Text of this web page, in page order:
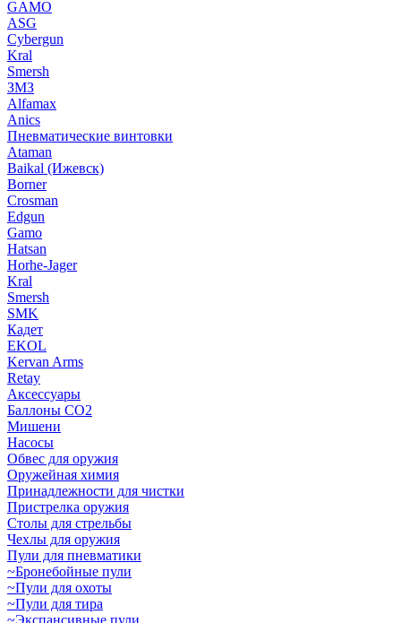
GAMO
ASG
Cybergun
Kral
Smersh
ЗМЗ
Alfamax
Anics
Пневматические винтовки
Ataman
Baikal (Ижевск)
Borner
Crosman
Edgun
Gamo
Hatsan
Horhe-Jager
Kral
Smersh
SMK
Кадет
EKOL
Kervan Arms
Retay
Аксессуары
Баллоны СО2
Мишени
Насосы
Обвес для оружия
Оружейная химия
Принадлежности для чистки
Пристрелка оружия
Столы для стрельбы
Чехлы для оружия
Пули для пневматики
~Бронебойные пули
~Пули для охоты
~Пули для тира
~Экспансивные пули